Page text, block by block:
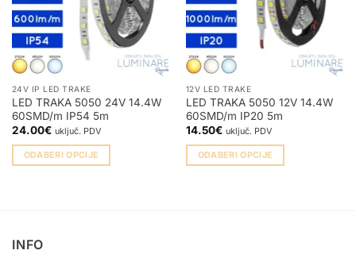
24V IP LED TRAKE
LED TRAKA 5050 24V 14.4W
60SMD/m IP54 5m
24.00€ uključ. PDV
ODABERI OPCIJE
varijanti.
12V LED TRAKE
LED TRAKA 5050 12V 14.4W
60SMD/m IP20 5m
14.50€ uključ. PDV
ODABERI OPCIJE
INFO